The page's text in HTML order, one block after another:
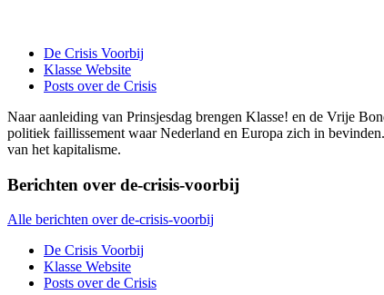
De Crisis Voorbij
Klasse Website
Posts over de Crisis
Naar aanleiding van Prinsjesdag brengen Klasse! en de Vrije
politiek faillissement waar Nederland en Europa zich in
van het kapitalisme.
Berichten over de-crisis-voorbij
Alle berichten overde-crisis-voorbij
De Crisis Voorbij
Klasse Website
Posts over de Crisis